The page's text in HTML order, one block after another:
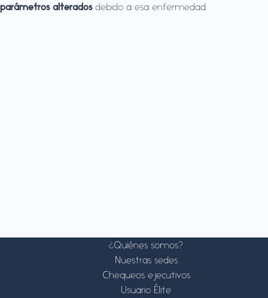
parámetros alteradosdebido a esa enfermedad.
¿Quiénes somos?
Nuestras sedes
Chequeos ejecutivos
Usuario Élite